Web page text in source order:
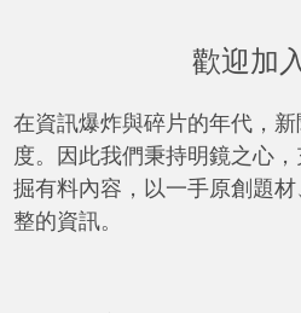
歡迎加
在資訊爆炸與碎片的年代，
度。因此我們秉持明鏡之心
掘有料內容，以一手原創題
整的資訊。